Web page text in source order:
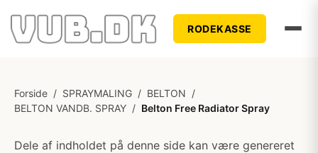
RODEKASSE
Forside / SPRAYMALING / BELTON /
BELTON VANDB. SPRAY / Belton Free Radiator Spray
Dele af indholdet på denne side kan være genereret